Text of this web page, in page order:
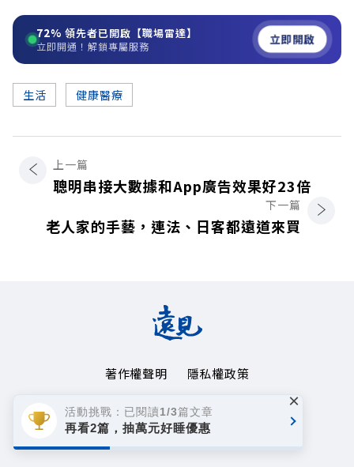
72% 領先者已開啟【職場雷達】
立即開通！解鎖專屬服務 立即開啟
生活 健康醫療
上一篇
聰明串接大數據和App廣告效果好23倍
下一篇
老人家的手藝，連法、日客都遠道來買
著作權聲明
隱私權政策
Copyright© 1999~2026
遠見天下文化事業群. All rights reserved.
活動挑戰：已閱讀1/3篇文章
再看2篇，抽萬元好睡優惠
×